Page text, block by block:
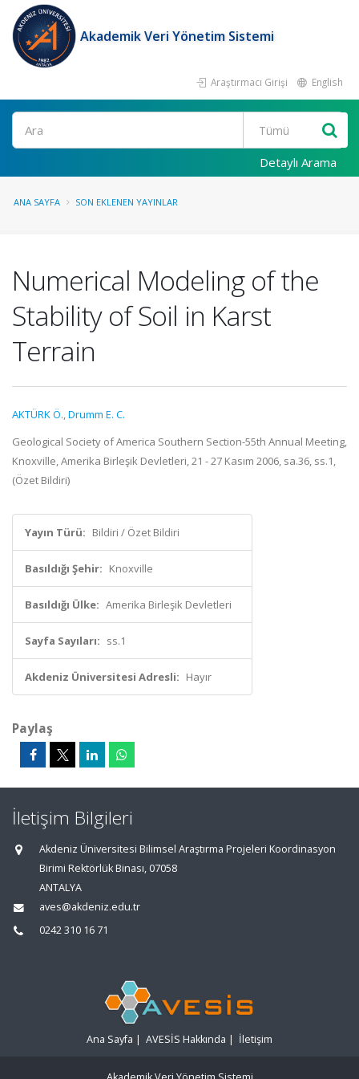
Akademik Veri Yönetim Sistemi
Araştırmacı Girişi English
Ara
Detaylı Arama
ANA SAYFA SON EKLENEN YAYINLAR
Numerical Modeling of the
Stability of Soil in Karst
Terrain
AKTÜRK Ö.,Drumm E. C.
Geological Society of America Southern Section-55th Annual Meeting,
Knoxville, Amerika Birleşik Devletleri, 21 - 27 Kasım 2006, sa.36, ss.1,
(Özet Bildiri)
Yayın Türü: Bildiri / Özet Bildiri
Basıldığı Şehir: Knoxville
Basıldığı Ülke: Amerika Birleşik Devletleri
Sayfa Sayıları: ss.1
Akdeniz Üniversitesi Adresli: Hayır
Paylaş
İletişim Bilgileri
Akdeniz Üniversitesi Bilimsel Araştırma Projeleri Koordinasyon
Birimi Rektörlük Binası, 07058
ANTALYA
aves@akdeniz.edu.tr
0242 310 16 71
Ana Sayfa | AVESİS Hakkında | İletişim